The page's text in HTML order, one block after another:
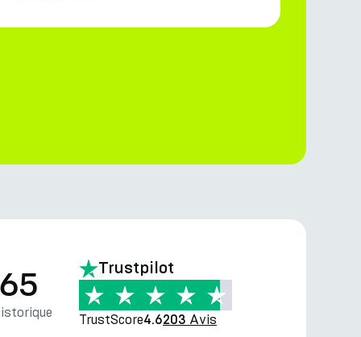
Trustpilot
TrustScore4.6203 Avis